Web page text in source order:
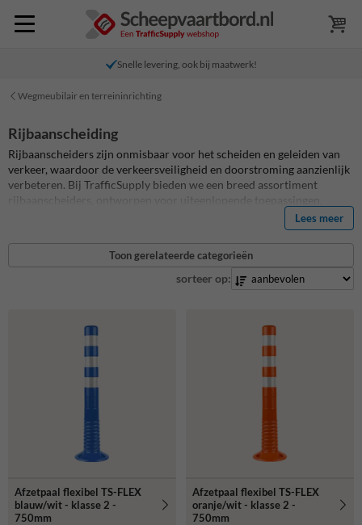
Snelle levering, ook bij maatwerk!
Wegmeubilair en terreininrichting
Rijbaanscheiding
Rijbaanscheiders zijn onmisbaar voor het scheiden en geleiden van
verkeer, waardoor de verkeersveiligheid en doorstroming aanzienlijk
verbeteren. Bij TrafficSupply bieden we een breed assortiment
rijbaanscheiders, ontworpen voor uiteenlopende toepassingen.
Gemaakt van duurzame materialen zoals rubber, gerecycled PVC en
kunststof, combineren onze producten functionaliteit met een lange
levensduur.
Lees meer
Toon gerelateerde categorieën
sorteer op:
Afzetpaal flexibel TS-FLEX
blauw/wit - klasse 2 -
750mm
Afzetpaal flexibel TS-FLEX
oranje/wit - klasse 2 -
750mm